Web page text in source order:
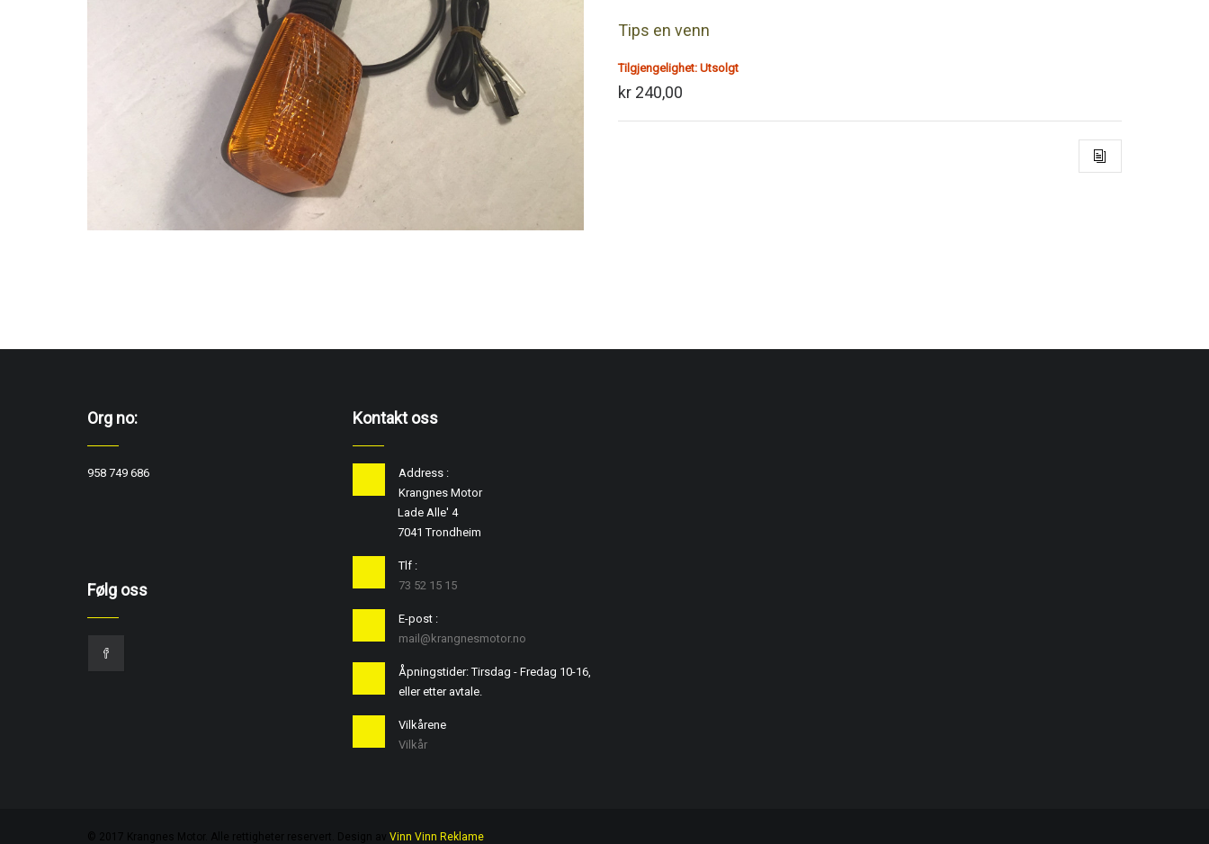
Tips en venn
Tilgjengelighet: Utsolgt
kr 240,00
Org no:
958 749 686
Følg oss
Kontakt oss
Address :
Krangnes Motor
Lade Alle' 4
7041 Trondheim
Tlf :
73 52 15 15
E-post :
mail@krangnesmotor.no
Åpningstider: Tirsdag - Fredag 10-16,
eller etter avtale.
Vilkårene
Vilkår
© 2017 Krangnes Motor. Alle rettigheter reservert. Design av Vinn Vinn Reklame